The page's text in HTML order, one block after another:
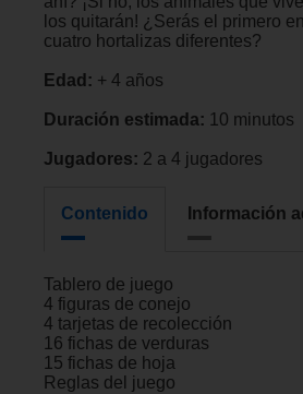
los quitarán! ¿Serás el primero
cuatro hortalizas diferentes?
Edad: + 4 años
Duración estimada: 10 minutos
Jugadores: 2 a 4 jugadores
Contenido Información
Tablero de juego
4 figuras de conejo
4 tarjetas de recolección
16 fichas de verduras
15 fichas de hoja
Reglas del juego